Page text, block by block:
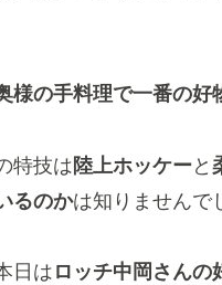
様の手料理で一番の好
特技は陸上ホッケーと
るのかは知りませんで
日は ロッチ中岡さんの